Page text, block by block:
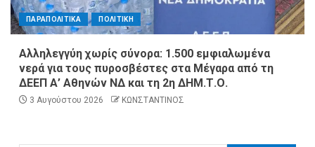
ΠΑΡΑΠΟΛΙΤΙΚΑ ΠΟΛΙΤΙΚΗ
Αλληλεγγύη χωρίς σύνορα: 1.500 εμφιαλωμένα
νερά για τους πυροσβέστες στα Μέγαρα από τη
ΔΕΕΠ Α’ Αθηνών ΝΔ και τη 2η ΔΗΜ.Τ.Ο.
3 Αυγούστου 2026 ΚΩΝΣΤΑΝΤΙΝΟΣ